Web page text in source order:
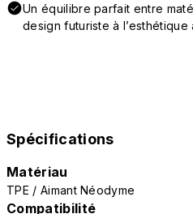
Un équilibre parfait entre
design futuriste à l’esthétique
Spécifications
Matériau
TPE / Aimant Néodyme
Compatibilité